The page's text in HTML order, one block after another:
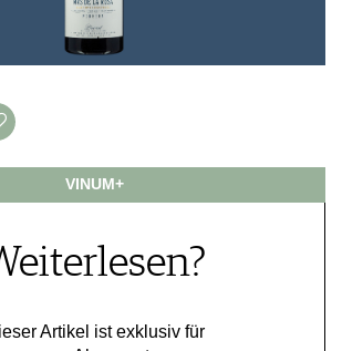
VINUM+
Artikel ist exklusiv für